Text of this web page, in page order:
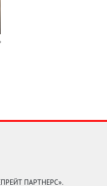
ПАРТНЕРС».